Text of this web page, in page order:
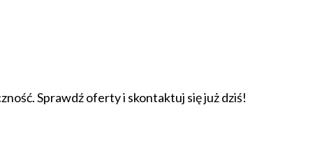
Sprawdź oferty i skontaktuj się już dziś!